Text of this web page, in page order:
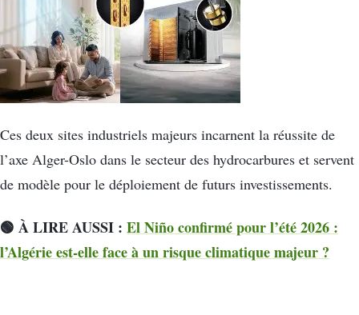
Ces deux sites industriels majeurs incarnent la réussite de
l’axe Alger-Oslo dans le secteur des hydrocarbures et servent
de modèle pour le déploiement de futurs investissements.
🟢 À LIRE AUSSI : El Niño confirmé pour l’été 2026 :
l’Algérie est-elle face à un risque climatique majeur ?